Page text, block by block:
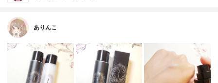
ありんこ